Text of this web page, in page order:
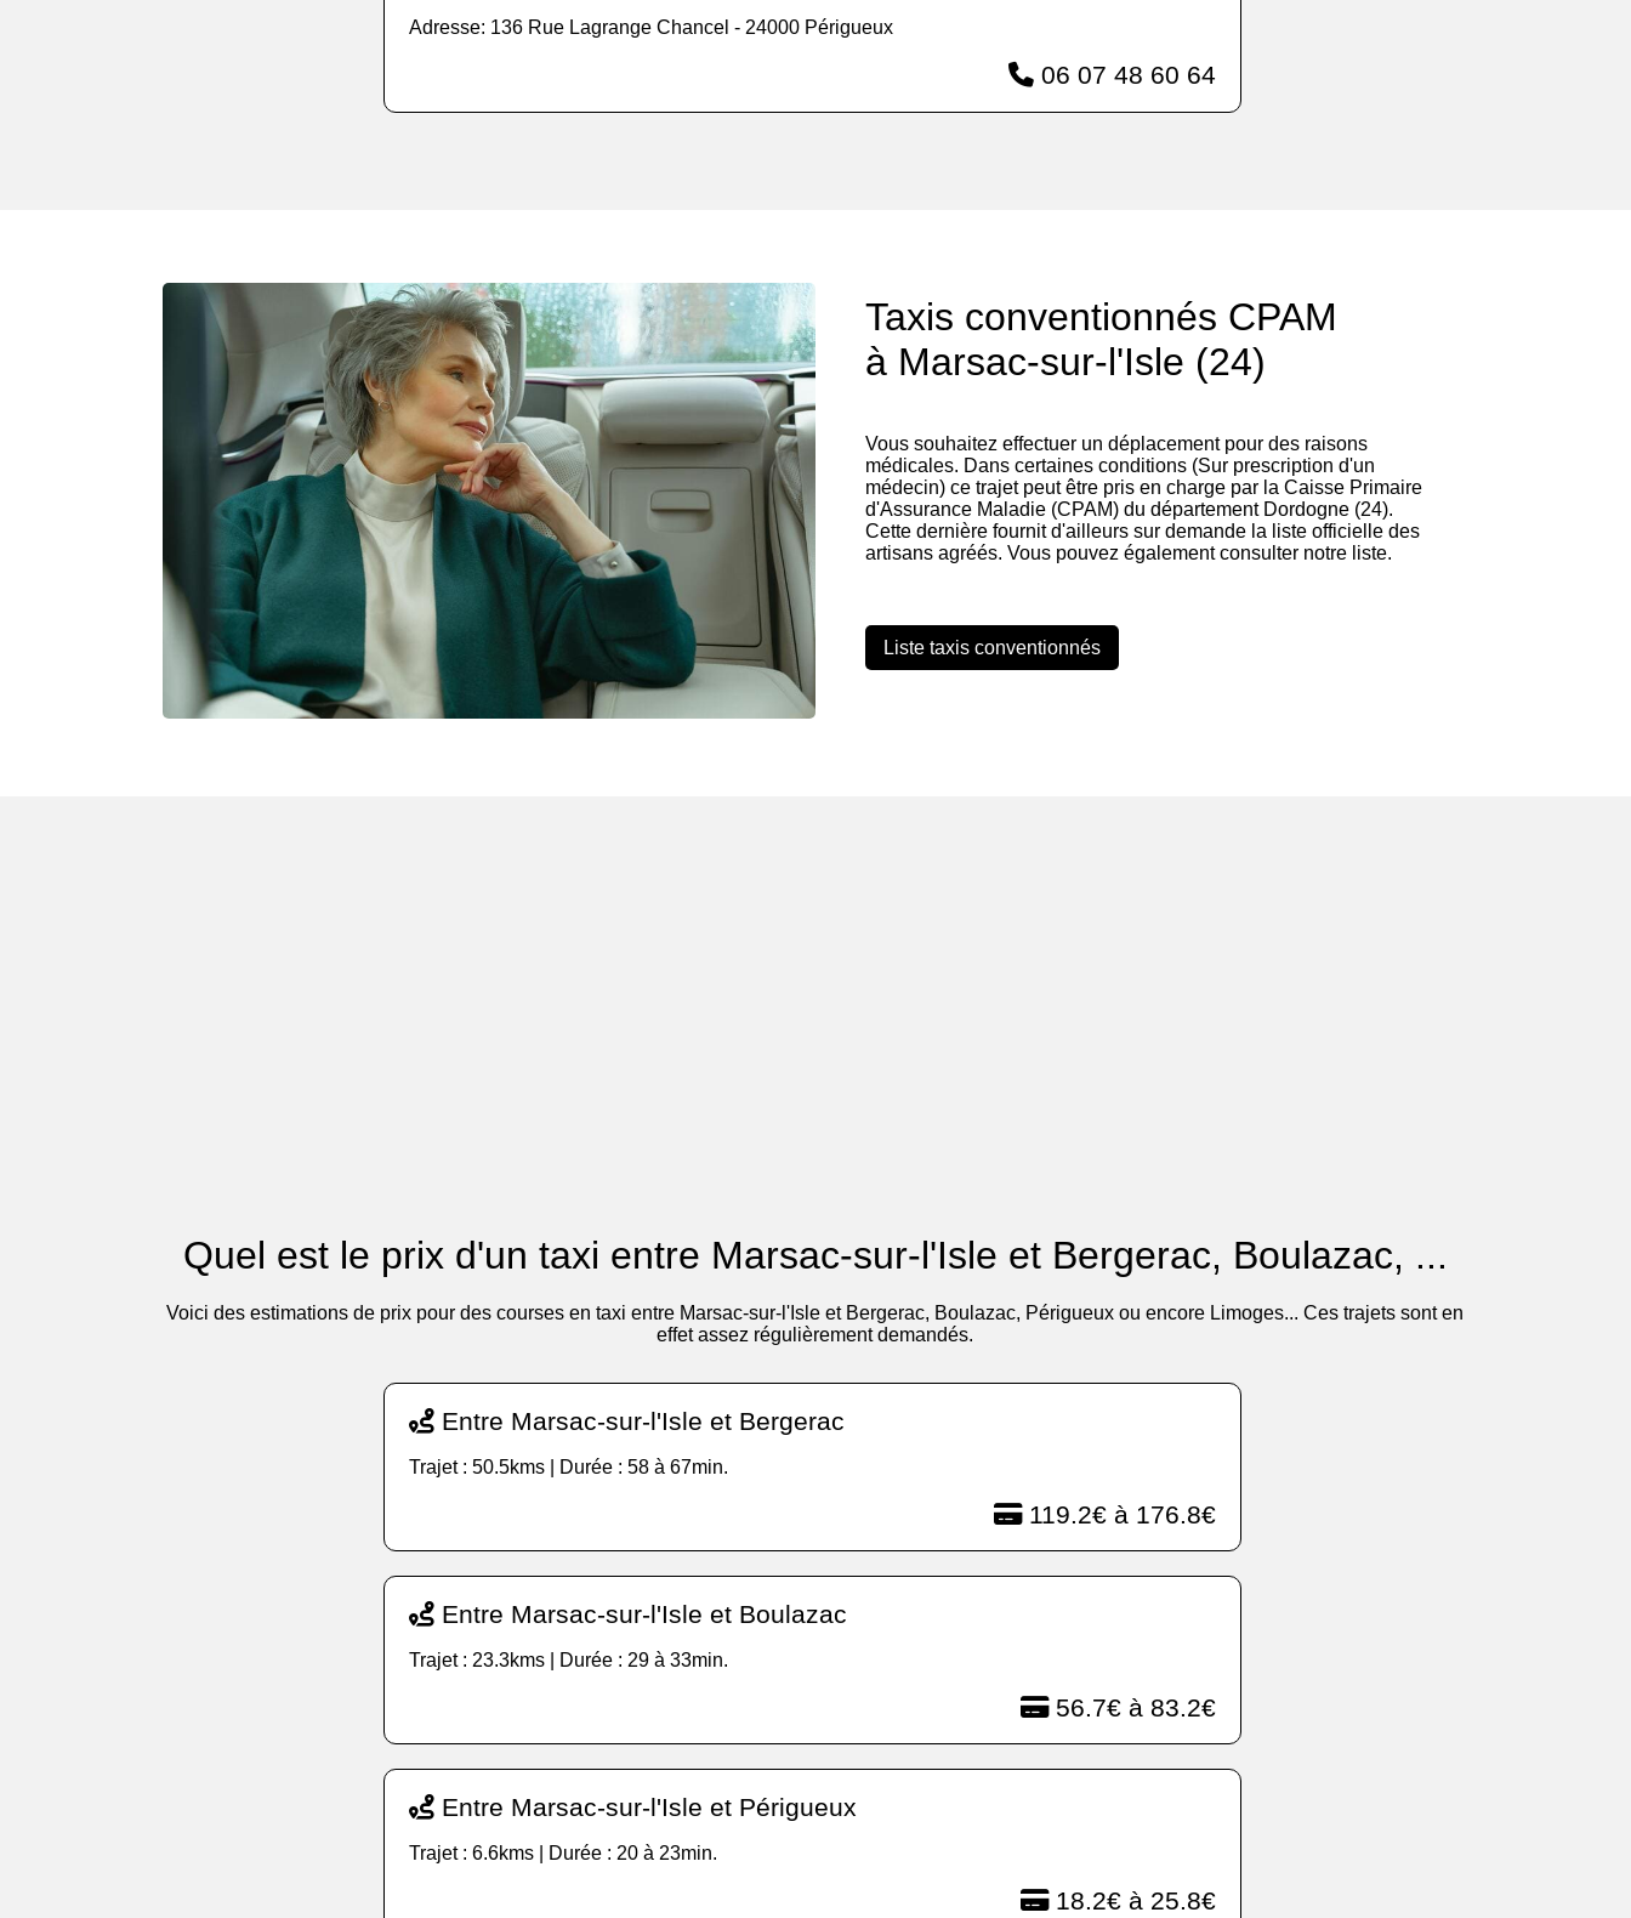
Adresse: 136 Rue Lagrange Chancel - 24000 Périgueux
06 07 48 60 64
Taxis conventionnés CPAM
à Marsac-sur-l'Isle (24)
Vous souhaitez effectuer un déplacement pour des raisons
médicales. Dans certaines conditions (Sur prescription d'un
médecin) ce trajet peut être pris en charge par la Caisse Primaire
d'Assurance Maladie (CPAM) du département Dordogne (24).
Cette dernière fournit d'ailleurs sur demande la liste officielle des
artisans agréés. Vous pouvez également consulter notre liste.
Liste taxis conventionnés
Quel est le prix d'un taxi entre Marsac-sur-l'Isle et Bergerac, Boulazac, ...
Voici des estimations de prix pour des courses en taxi entre Marsac-sur-l'Isle et Bergerac, Boulazac, Périgueux ou encore Limoges... Ces trajets sont en
effet assez régulièrement demandés.
Entre Marsac-sur-l'Isle et Bergerac
Trajet : 50.5kms | Durée : 58 à 67min.
119.2€ à 176.8€
Entre Marsac-sur-l'Isle et Boulazac
Trajet : 23.3kms | Durée : 29 à 33min.
56.7€ à 83.2€
Entre Marsac-sur-l'Isle et Périgueux
Trajet : 6.6kms | Durée : 20 à 23min.
18.2€ à 25.8€